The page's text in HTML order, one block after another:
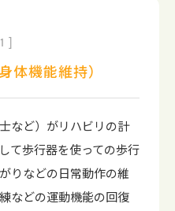
体機能維持）
など）がリハビリの計
て歩行器を使っての歩行
りなどの日常動作の維
などの運動機能の回復